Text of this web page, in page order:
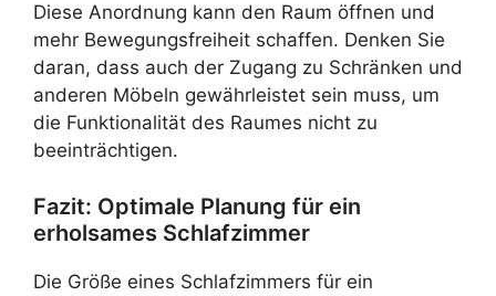
Diese Anordnung kann den Raum öffnen und
mehr Bewegungsfreiheit schaffen. Denken Sie
daran, dass auch der Zugang zu Schränken und
anderen Möbeln gewährleistet sein muss, um
die Funktionalität des Raumes nicht zu
beeinträchtigen.
Fazit: Optimale Planung für ein
erholsames Schlafzimmer
Die Größe eines Schlafzimmers für ein